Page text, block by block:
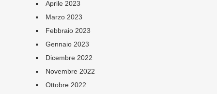
Aprile 2023
Marzo 2023
Febbraio 2023
Gennaio 2023
Dicembre 2022
Novembre 2022
Ottobre 2022